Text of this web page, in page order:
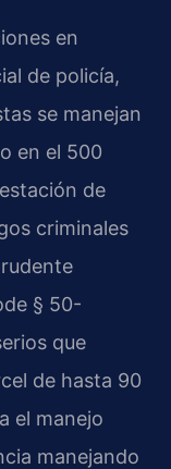
en
de policía,
se manejan
en el 500
de
criminales
§ 50-
que
de hasta 90
el manejo
manejando